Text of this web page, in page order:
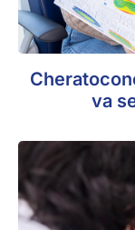
va